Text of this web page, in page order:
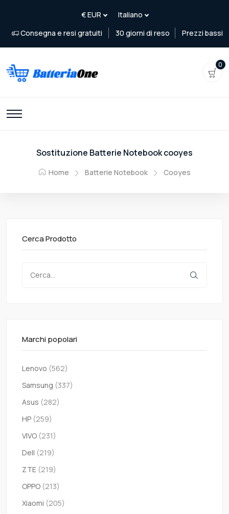
Consegna e resi gratuiti 30 giorni di reso Prezzi bassi
0
Sostituzione Batterie Notebook cooyes
Home Batterie Notebook Cooyes
Cerca Prodotto
Marchi popolari
Lenovo (562)
Samsung (337)
Asus (282)
HP (259)
VIVO (231)
Dell (219)
ZTE (219)
OPPO (213)
Xiaomi (205)